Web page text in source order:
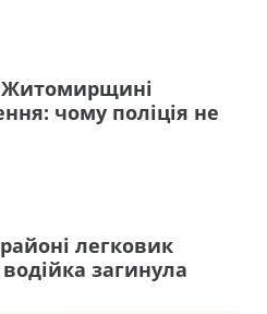
Житомирщині
чому поліція не
легковик
загинула